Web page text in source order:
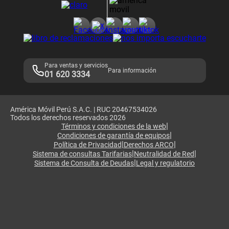
Adquirientes iPhone 6, 6S y SE
Mensaje de Seguridad
Términos y Condiciones de Tienda Claro
Libro de Reclamaciones
Para ventas y servicios
01 620 3334 Para información
América Móvil Perú S.A.C. | RUC 20467534026
Todos los derechos reservados 2026
Términos y condiciones de la web|
Condiciones de garantía de equipos|
Política de Privacidad|Derechos ARCO|
Sistema de consultas Tarifarias|Neutralidad de Red|
Sistema de Consulta de Deudas|Legal y regulatorio